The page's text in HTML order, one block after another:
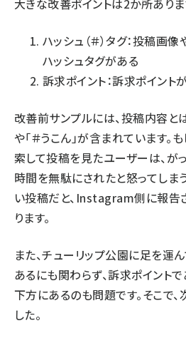
大きな改善ポイントは2か所ありま
ハッシュ（＃）タグ：投稿画
ハッシュタグがある
訴求ポイント：訴求ポイント
改善前サンプルには、投稿内容と
や「＃うこん」が含まれています。
索して投稿を見たユーザーは、が
時間を無駄にされたと怒ってしま
い投稿だと、Instagram側に報告
ります。
また、チューリップ公園に足を運
あるにも関わらず、訴求ポイントで
下方にあるのも問題です。そこで
した。